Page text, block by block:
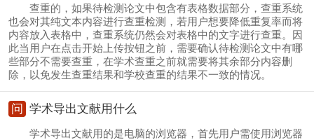
查重的，如果待检测论文中包含有表格数据部分，查重系统
也会对其纯文本内容进行查重检测，若用户想要降低重复率而将
内容放入表格中，查重系统仍然会对表格中的文字进行查重。因
此当用户在点击开始上传按钮之前，需要确认待检测论文中有哪
些部分不需要查重，在学术查重之前就需要将其余部分内容删
除，以免发生查重结果和学校查重的结果不一致的情况。
问 学术导出文献用什么
学术导出文献用的是电脑的浏览器，首先用户需使用浏览器